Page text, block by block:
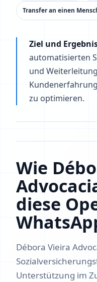
Transfer an einen
Ziel und
automatisierten
und
zu optimieren.
Wie
diese
Débora Vieira
Unterstützung im